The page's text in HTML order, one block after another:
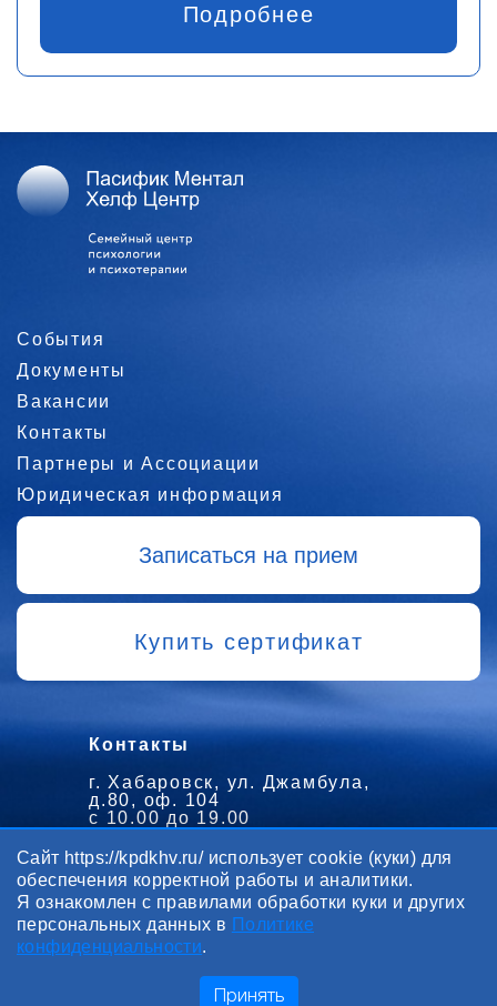
Сайт https://kpdkhv.ru/ использует cookie (куки) для
обеспечения корректной работы и аналитики.
Я ознакомлен с правилами обработки куки и других
персональных данных в Политике
конфиденциальности.
Принять
Подробнее
События
Документы
Вакансии
Контакты
Партнеры и Ассоциации
Юридическая информация
Записаться на прием
Купить сертификат
Контакты
г. Хабаровск, ул. Джамбула,
д.80, оф. 104
с 10.00 до 19.00
+7 (914) 407 78 50
+7 (4212) 90 60 90
kpd7850@mail.ru